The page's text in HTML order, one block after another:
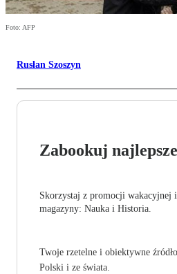
Foto: AFP
Rusłan Szoszyn
Zabookuj
Skorzystaj z promocji wakacyjnej
magazyny: Nauka i Historia.
Twoje rzetelne i obiektywne
Polski i ze świata.